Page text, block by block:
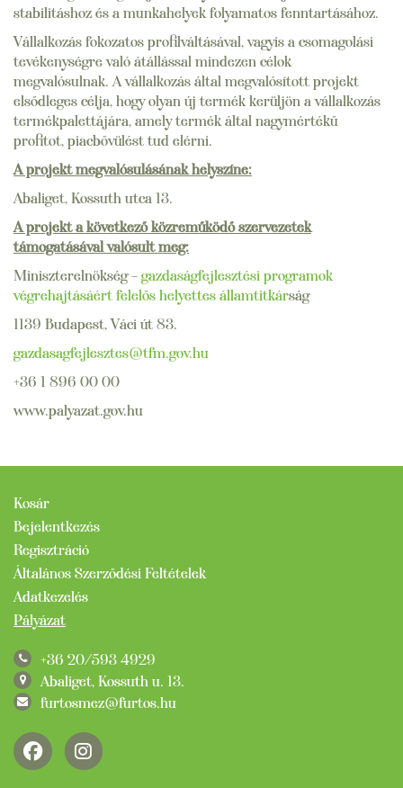
stabilitáshoz és a munkahelyek folyamatos fenntartásához.
Vállalkozás fokozatos profilváltásával, vagyis a csomagolási
tevékenységre való átállással mindezen célok
megvalósulnak. A vállalkozás által megvalósított projekt
elsődleges célja, hogy olyan új termék kerüljön a vállalkozás
termékpalettájára, amely termék által nagymértékű
profitot, piacbővülést tud elérni.
A projekt megvalósulásának helyszíne:
Abaliget, Kossuth utca 13.
A projekt a következő közreműködő szervezetek
támogatásával valósult meg:
Miniszterelnökség – gazdaságfejlesztési programok
végrehajtásáért felelős helyettes államtitkárság
1139 Budapest, Váci út 83.
gazdasagfejlesztes@tfm.gov.hu
+36 1 896 00 00
www.palyazat.gov.hu
Kosár
Bejelentkezés
Regisztráció
Általános Szerződési Feltételek
Adatkezelés
Pályázat
+36 20/593 4929
Abaliget, Kossuth u. 13.
furtosmez@furtos.hu